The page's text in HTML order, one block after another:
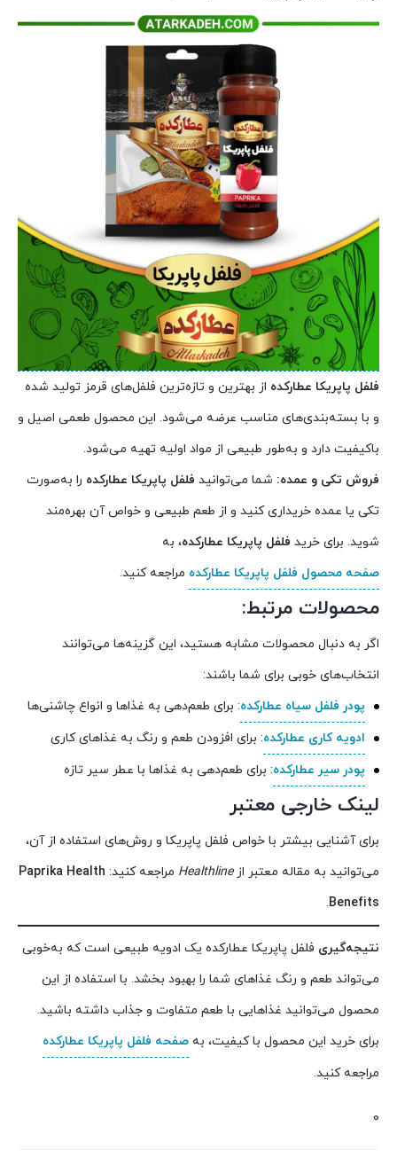
فلفل پاپریکا عطارکده از بهترین و تازه‌ترین فلفل‌های قرمز تولید شده
و با بسته‌بندی‌های مناسب عرضه می‌شود. این محصول طعمی اصیل و
باکیفیت دارد و به‌طور طبیعی از مواد اولیه تهیه می‌شود.
فروش تکی و عمده: شما می‌توانید فلفل پاپریکا عطارکده را به‌صورت
تکی یا عمده خریداری کنید و از طعم طبیعی و خواص آن بهره‌مند
شوید. برای خرید فلفل پاپریکا عطارکده، به
صفحه محصول فلفل پاپریکا عطارکده مراجعه کنید.
محصولات مرتبط:
اگر به دنبال محصولات مشابه هستید، این گزینه‌ها می‌توانند
انتخاب‌های خوبی برای شما باشند:
پودر فلفل سیاه عطارکده: برای طعم‌دهی به غذاها و انواع چاشنی‌ها
ادویه کاری عطارکده: برای افزودن طعم و رنگ به غذاهای کاری
پودر سیر عطارکده: برای طعم‌دهی به غذاها با عطر سیر تازه
لینک خارجی معتبر
برای آشنایی بیشتر با خواص فلفل پاپریکا و روش‌های استفاده از آن،
می‌توانید به مقاله معتبر ازHealthline مراجعه کنید: Paprika Health
Benefits
.
نتیجه‌گیری فلفل پاپریکا عطارکده یک ادویه طبیعی است که به‌خوبی
می‌تواند طعم و رنگ غذاهای شما را بهبود بخشد. با استفاده از این
محصول می‌توانید غذاهایی با طعم متفاوت و جذاب داشته باشید.
برای خرید این محصول با کیفیت، به صفحه فلفل پاپریکا عطارکده
مراجعه کنید.
0